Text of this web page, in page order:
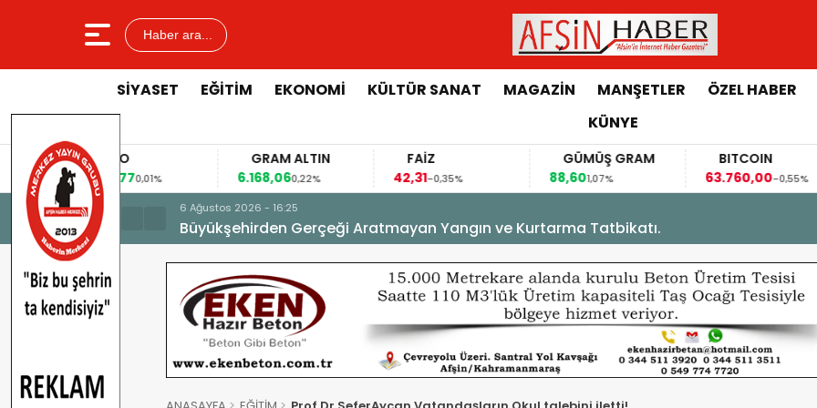
Haber ara...
SİYASET EĞİTİM EKONOMİ KÜLTÜR SANAT MAGAZİN MANŞETLER ÖZEL HABER
KÜNYE
EURO
53,84770,01%
GRAM ALTIN
6.168,060,22%
FAİZ
42,31-0,35%
GÜMÜŞ GRAM
88,601,07%
BITCOIN
63.760,00-0,55%
6 Ağustos 2026 - 16:25
Büyükşehirden Gerçeği Aratmayan Yangın ve Kurtarma Tatbikatı.